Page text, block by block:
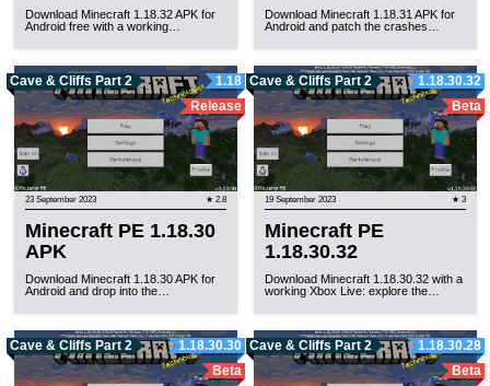
Download Minecraft 1.18.32 APK for
Android free with a working…
Download Minecraft 1.18.31 APK for
Android and patch the crashes…
Cave & Cliffs Part 2
1.18
Release
23 September 2023 ★ 2.8
Minecraft PE 1.18.30
APK
Download Minecraft 1.18.30 APK for
Android and drop into the…
Cave & Cliffs Part 2
1.18.30.32
Beta
19 September 2023 ★ 3
Minecraft PE
1.18.30.32
Download Minecraft 1.18.30.32 with a
working Xbox Live: explore the…
Cave & Cliffs Part 2
1.18.30.30
Beta
Cave & Cliffs Part 2
1.18.30.28
Beta